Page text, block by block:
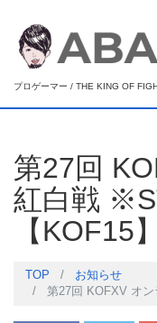
プロゲーマー / THE KING OF
第27回
紅白戦
【KOF15】
TOP
お知らせ
第27回 KOFXV オ